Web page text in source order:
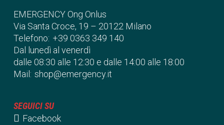
EMERGENCY Ong Onlus
Via Santa Croce, 19 – 20122 Milano
Telefono: +39 0363 349 140
Dal lunedì al venerdì
dalle 08:30 alle 12:30 e dalle 14:00 alle 18:00
Mail: shop@emergency.it
SEGUICI SU
Facebook